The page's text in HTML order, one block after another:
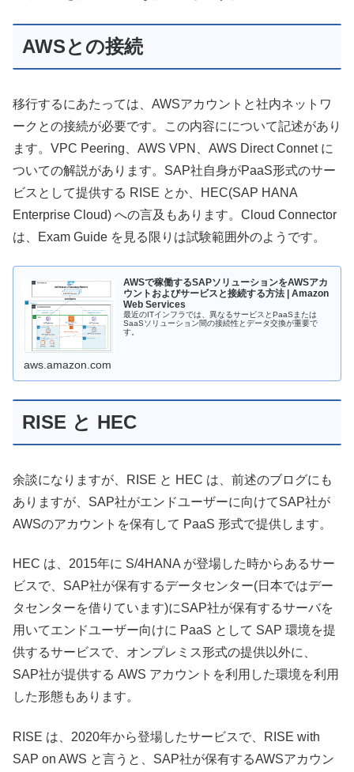
AWSとの接続
移行するにあたっては、AWSアカウントと社内ネットワ
ークとの接続が必要です。この内容にについて記述があり
ます。VPC Peering、AWS VPN、AWS Direct Connet に
ついての解説があります。SAP社自身がPaaS形式のサー
ビスとして提供する RISE とか、HEC(SAP HANA
Enterprise Cloud) への言及もあります。Cloud Connector
は、Exam Guide を見る限りは試験範囲外のようです。
AWSで稼働するSAPソリューションをAWSアカ
ウントおよびサービスと接続する方法 | Amazon
Web Services
最近のITインフラでは、異なるサービスとPaaSまたは
SaaSソリューション間の接続性とデータ交換が重要で
す。
aws.amazon.com
RISE と HEC
余談になりますが、RISE と HEC は、前述のブログにも
ありますが、SAP社がエンドユーザーに向けてSAP社が
AWSのアカウントを保有して PaaS 形式で提供します。
HEC は、2015年に S/4HANA が登場した時からあるサー
ビスで、SAP社が保有するデータセンター(日本ではデー
タセンターを借りています)にSAP社が保有するサーバを
用いてエンドユーザー向けに PaaS として SAP 環境を提
供するサービスで、オンプレミス形式の提供以外に、
SAP社が提供する AWS アカウントを利用した環境を利用
した形態もあります。
RISE は、2020年から登場したサービスで、RISE with
SAP on AWS と言うと、SAP社が保有するAWSアカウン